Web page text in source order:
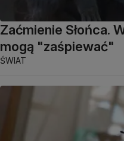
Zaćmienie Słońca.
mogą "zaśpiewać"
ŚWIAT